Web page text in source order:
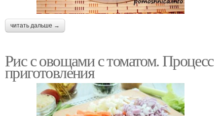
читать дальше →
Рис с овощами с томатом. Процесс
приготовления